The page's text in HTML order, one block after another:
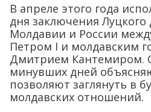
В апреле этого года
дня заключения Луцкого
Молдавии и России
Петром I и молдавским
Дмитрием Кантемиром.
минувших дней
позволяют заглянуть в
молдавских отношений.